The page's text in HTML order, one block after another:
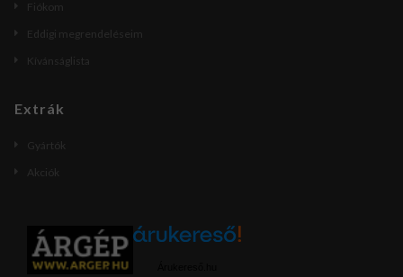
Fiókom
Eddigi megrendeléseim
Kívánságlista
Extrák
Gyártók
Akciók